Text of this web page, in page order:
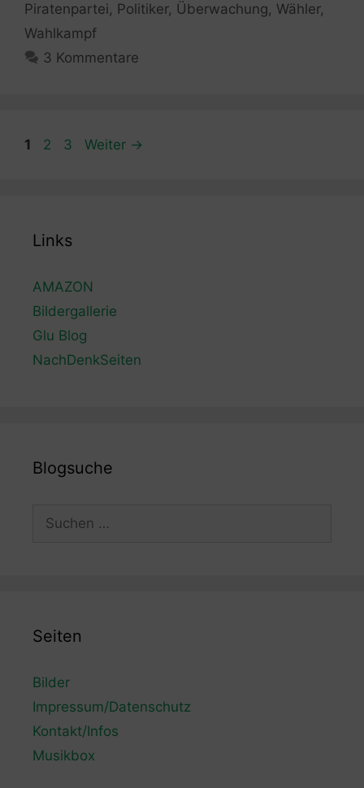
Piratenpartei, Politiker, Überwachung, Wähler,
Wahlkampf
3 Kommentare
Seite
1 Seite
2 Seite
3 Weiter →
Links
AMAZON
Bildergallerie
Glu Blog
NachDenkSeiten
Blogsuche
Seiten
Bilder
Impressum/Datenschutz
Kontakt/Infos
Musikbox